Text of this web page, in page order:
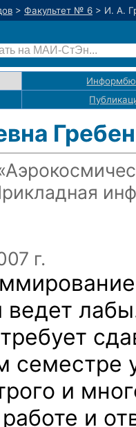
> Факультет № 6 > И. А.
г.
ведет
семестре
и
и